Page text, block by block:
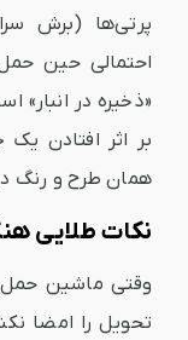
پرتی‌ها (برش
احتمالی حین
«ذخیره در
بر اثر افتادن
همان طرح و رنگ
نکات طلایی
وقتی ماشین حمل
تحویل را امضا